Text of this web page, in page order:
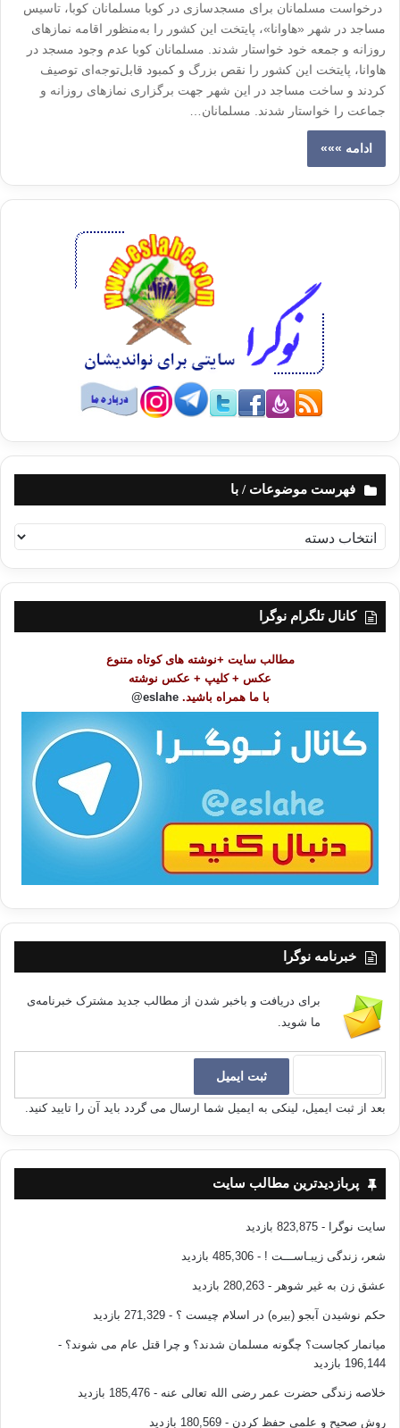
درخواست مسلمانان برای مسجدسازی در کوبا مسلمانان کوبا، تاسیس
مساجد در شهر «هاوانا»، پایتخت این کشور را به‌منظور اقامه نمازهای
روزانه و جمعه خود خواستار شدند. مسلمانان کوبا عدم وجود مسجد در
هاوانا، پایتخت این کشور را نقص بزرگ و کمبود قابل‌توجه‌ای توصیف
کردند و ساخت مساجد در این شهر جهت برگزاری نماز‌های روزانه و
جماعت را خواستار شدند. مسلمانان…
ادامه »»»
فهرست موضوعات / با
ه
ر
کانال تلگرام نوگرا
مطالب سایت +نوشته های کوتاه متنوع
عکس + کلیپ + عکس نوشته
با ما همراه باشید. eslahe@
خبرنامه نوگرا
برای دریافت و باخبر شدن از مطالب جدید مشترک خبرنامه‌ی
ما شوید.
بعد از ثبت ایمیل، لینکی به ایمیل شما ارسال می گردد باید آن را تایید کنید.
پربازدیدترین مطالب سایت
سایت نوگرا - 823,875 بازدید
شعر، زندگی زیبـاســـت ! - 485,306 بازدید
عشق زن به غیر شوهر - 280,263 بازدید
حکم نوشیدن آبجو (بیره) در اسلام چیست ؟ - 271,329 بازدید
میانمار کجاست؟ چگونه مسلمان شدند؟ و چرا قتل عام می شوند؟ -
196,144 بازدید
خلاصه زندگی حضرت عمر رضی الله تعالی عنه - 185,476 بازدید
روش صحیح و علمی حفظ کردن - 180,569 بازدید